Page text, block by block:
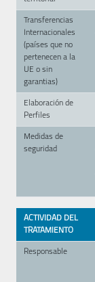
Transferencias
Internacionales
(países que no
pertenecen a la
UE o sin
garantias)
Elaboración de
Perfiles
Medidas de
seguridad
ACTIVIDAD DEL
TRATAMIENTO
Responsable